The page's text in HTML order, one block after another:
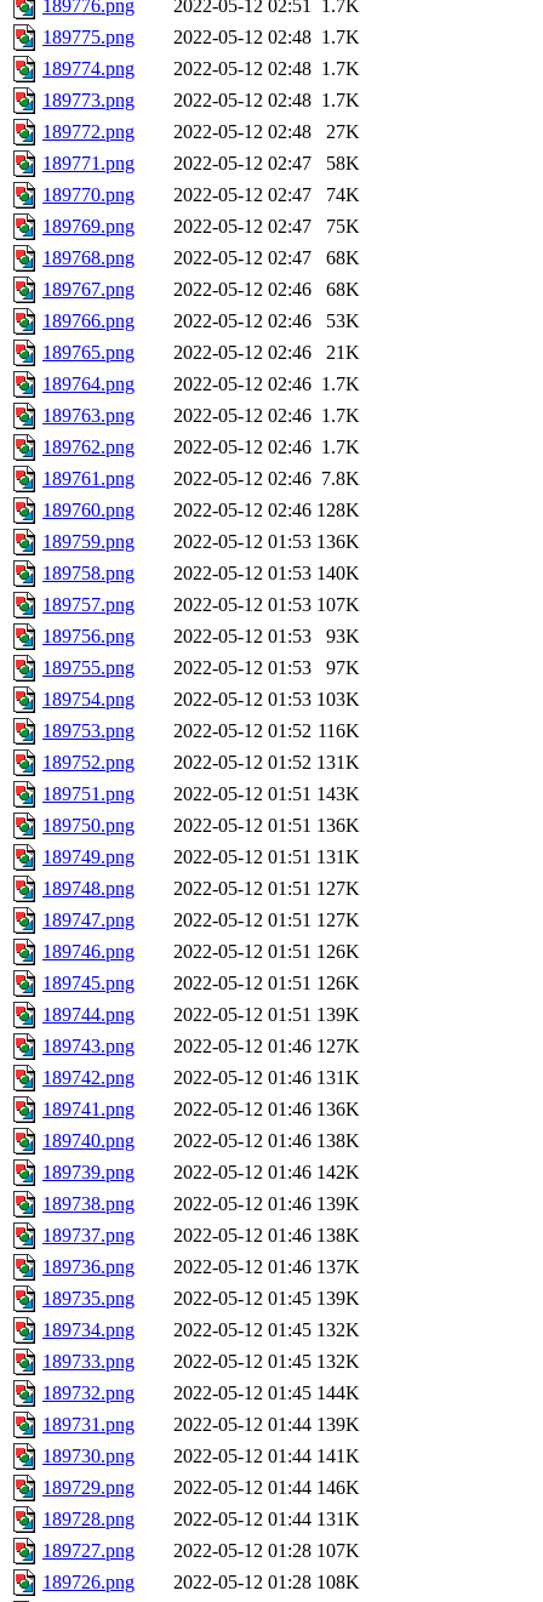
189776.png
2022-05-12 02:51 1.7K
189775.png
2022-05-12 02:48 1.7K
189774.png
2022-05-12 02:48 1.7K
189773.png
2022-05-12 02:48 1.7K
189772.png
2022-05-12 02:48
27K
189771.png
2022-05-12 02:47
58K
189770.png
2022-05-12 02:47
74K
189769.png
2022-05-12 02:47
75K
189768.png
2022-05-12 02:47
68K
189767.png
2022-05-12 02:46
68K
189766.png
2022-05-12 02:46
53K
189765.png
2022-05-12 02:46
21K
189764.png
2022-05-12 02:46 1.7K
189763.png
2022-05-12 02:46 1.7K
189762.png
2022-05-12 02:46 1.7K
189761.png
2022-05-12 02:46 7.8K
189760.png
2022-05-12 02:46 128K
189759.png
2022-05-12 01:53 136K
189758.png
2022-05-12 01:53 140K
189757.png
2022-05-12 01:53 107K
189756.png
2022-05-12 01:53
93K
189755.png
2022-05-12 01:53
97K
189754.png
2022-05-12 01:53 103K
189753.png
2022-05-12 01:52 116K
189752.png
2022-05-12 01:52 131K
189751.png
2022-05-12 01:51 143K
189750.png
2022-05-12 01:51 136K
189749.png
2022-05-12 01:51 131K
189748.png
2022-05-12 01:51 127K
189747.png
2022-05-12 01:51 127K
189746.png
2022-05-12 01:51 126K
189745.png
2022-05-12 01:51 126K
189744.png
2022-05-12 01:51 139K
189743.png
2022-05-12 01:46 127K
189742.png
2022-05-12 01:46 131K
189741.png
2022-05-12 01:46 136K
189740.png
2022-05-12 01:46 138K
189739.png
2022-05-12 01:46 142K
189738.png
2022-05-12 01:46 139K
189737.png
2022-05-12 01:46 138K
189736.png
2022-05-12 01:46 137K
189735.png
2022-05-12 01:45 139K
189734.png
2022-05-12 01:45 132K
189733.png
2022-05-12 01:45 132K
189732.png
2022-05-12 01:45 144K
189731.png
2022-05-12 01:44 139K
189730.png
2022-05-12 01:44 141K
189729.png
2022-05-12 01:44 146K
189728.png
2022-05-12 01:44 131K
189727.png
2022-05-12 01:28 107K
189726.png
2022-05-12 01:28 108K